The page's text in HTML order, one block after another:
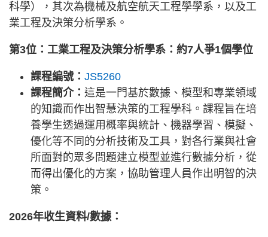
科學），其次為機械及航空航天工程學學系，以及工
業工程及決策分析學系。
第3位：工業工程及決策分析學系：約7人爭1個學位
課程編號： JS5260
課程簡介： 這是一門基於數據、模型和專業領域
的知識而作出智慧決策的工程學科。課程旨在培
養學生透過運用概率與統計、機器學習、模擬、
優化等不同的分析技術及工具，對各行業與社會
所面對的眾多問題建立模型並進行數據分析，從
而得出優化的方案，協助管理人員作出明智的決
策。
2026年收生資料/數據：